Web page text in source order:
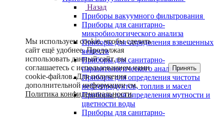
Назад
Приборы вакуумного фильтрования
Приборы для санитарно-
микробиологического анализа
Приборы для определения взвешенных
веществ
Приборы для санитарно-
паразитологического анализа
Приборы для определения чистоты
нефтепродуктов, топлив и масел
Приборы для определения мутности и
цветности воды
Приборы для санитарно-
Мы используем cookie, чтобы сделать
сайт ещё удобнее. Продолжая
использовать данный сайт, вы
соглашаетесь с использованием нами
cookie-файлов. Для получения
дополнительной информации см.
Политика конфиденциальности.
Принять